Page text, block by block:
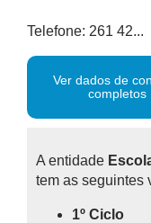
Telefone: 261 42...
Ver dados de
completos
A entidade
tem as seguintes
1º Ciclo